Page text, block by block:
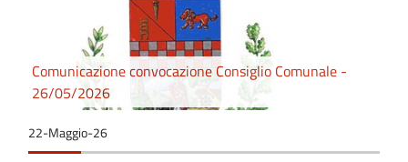
Comunicazione convocazione Consiglio Comunale -
26/05/2026
22-Maggio-26